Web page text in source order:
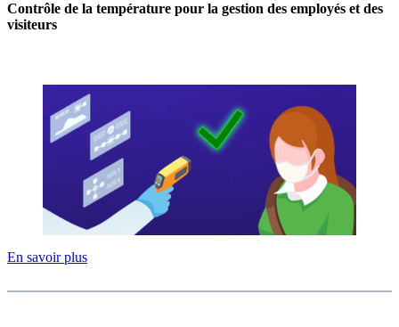
Contrôle de la température pour la gestion des employés et des
visiteurs
En savoir plus